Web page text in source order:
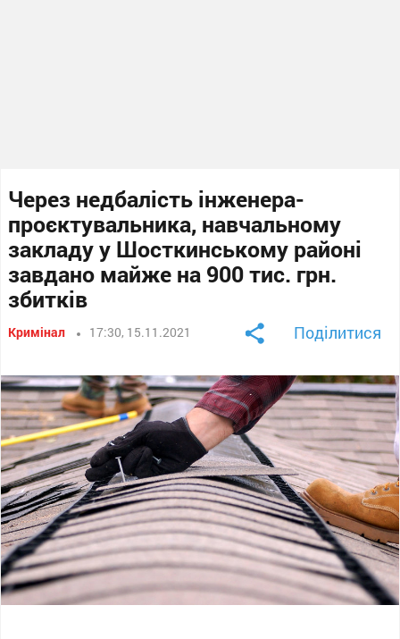
Через недбалість інженера-
проєктувальника, навчальному
закладу у Шосткинському районі
завдано майже на 900 тис. грн.
збитків
Кримінал 17:30, 15.11.2021 Поділитися